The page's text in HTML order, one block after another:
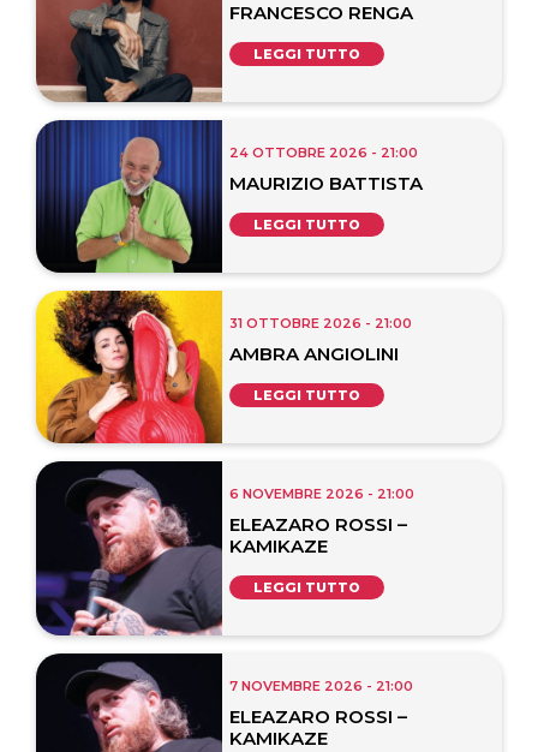
FRANCESCO RENGA
LEGGI TUTTO
24 OTTOBRE 2026 - 21:00
MAURIZIO BATTISTA
LEGGI TUTTO
31 OTTOBRE 2026 - 21:00
AMBRA ANGIOLINI
LEGGI TUTTO
6 NOVEMBRE 2026 - 21:00
ELEAZARO ROSSI –
KAMIKAZE
LEGGI TUTTO
7 NOVEMBRE 2026 - 21:00
ELEAZARO ROSSI –
KAMIKAZE